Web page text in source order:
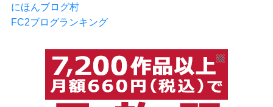
にほんブログ村
FC2ブログランキング